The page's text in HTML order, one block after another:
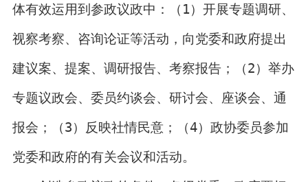
体有效运用到参政议政中：（1）开展专题调研、
视察考察、咨询论证等活动，向党委和政府提出
建议案、提案、调研报告、考察报告；（2）举办
专题议政会、委员约谈会、研讨会、座谈会、通
报会；（3）反映社情民意；（4）政协委员参加
党委和政府的有关会议和活动。